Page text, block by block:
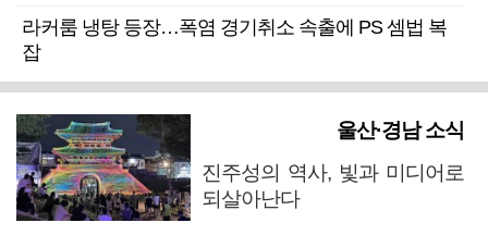
라커룸 냉탕 등장…폭염 경기취소 속출에 PS 셈법 복
잡
울산·경남 소식
진주성의 역사, 빛과 미디어로
되살아난다